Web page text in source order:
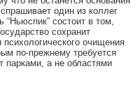
один из коллег
“Ньюспик” состоит в том,
сохранит
психологического очищения
по-прежнему требуется
парками, а не областями